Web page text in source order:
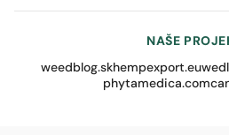
NAŠE
weedblog.skhempexport.eu
phytamedica.com